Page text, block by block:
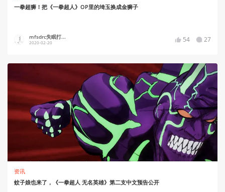
一拳超狮！把《一拳超人》OP里的埼玉换成金狮子
mfsdrc失眠打...
2020-02-20 54 27
资讯
蚊子娘也来了，《一拳超人 无名英雄》第二支中文预告公开